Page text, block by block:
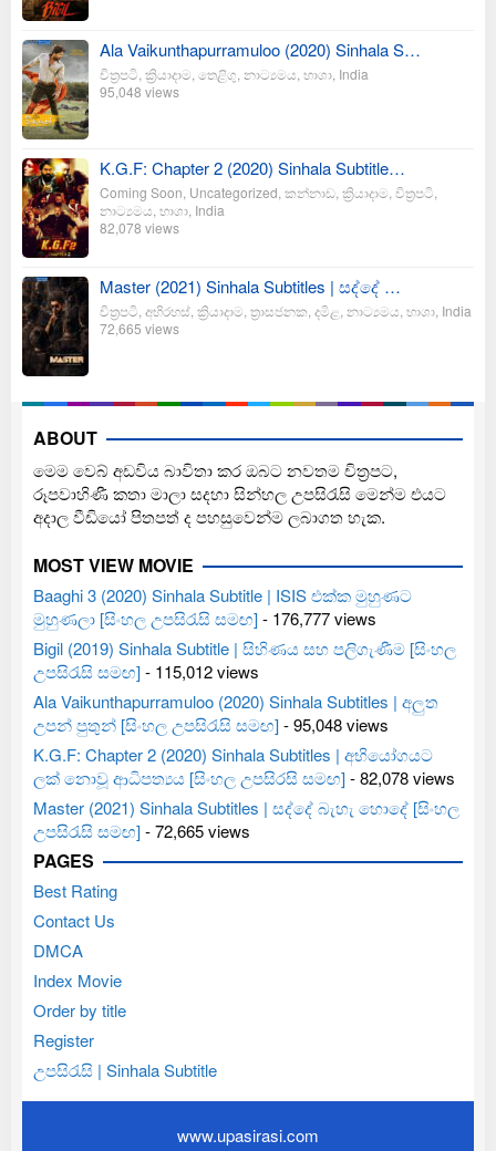
Ala Vaikunthapurramuloo (2020) Sinhala S…
චිත්‍රපටි ක්‍රියාදාම තෙළිගු නාට්‍යමය භාශා India
95,048 views
K.G.F: Chapter 2 (2020) Sinhala Subtitle…
Coming Soon Uncategorized කන්නාඩ ක්‍රියාදාම චිත්‍රපටි
නාට්‍යමය භාශා India
82,078 views
Master (2021) Sinhala Subtitles | සද්දේ …
චිත්‍රපටි අභිරහස් ක්‍රියාදාම ත්‍රාසජනක දමිළ නාට්‍යමය භාශා India
72,665 views
ABOUT
මෙම වෙබ් අඩවිය බාවිතා කර ඔබට නවතම චිත්‍රපට,
රූපවාහිණී කතා මාලා සදහා සින්හල උපසිරැසි මෙන්ම එයට
අදාල වීඩියෝ පිතපත් ද පහසුවෙන්ම ලබාගත හැක.
MOST VIEW MOVIE
Baaghi 3 (2020) Sinhala Subtitle | ISIS එක්ක මුහුණට
මුහුණලා [සිංහල උපසිරැසි සමඟ]- 176,777 views
Bigil (2019) Sinhala Subtitle | සිහිණය සහ පලිගැණීම [සිංහල
උපසිරැසි සමඟ]- 115,012 views
Ala Vaikunthapurramuloo (2020) Sinhala Subtitles | අලුත
උපන් පුතුන් [සිංහල උපසිරැසි සමඟ]- 95,048 views
K.G.F: Chapter 2 (2020) Sinhala Subtitles | අභියෝගයට
ලක් නොවූ ආධිපත්‍යය [සිංහල උපසිරසි සමඟ]- 82,078 views
Master (2021) Sinhala Subtitles | සද්දේ බැහැ හොදේ [සිංහල
උපසිරැසි සමඟ]- 72,665 views
PAGES
Best Rating
Contact Us
DMCA
Index Movie
Order by title
Register
උපසිරැසි | Sinhala Subtitle
www.upasirasi.com